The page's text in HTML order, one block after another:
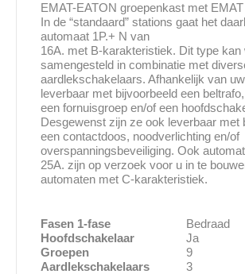
EMAT-EATON groepenkast met
In de “standaard” stations gaat het
automaat 1P.+ N van
16A. met B-karakteristiek. Dit type kan
samengesteld in combinatie met
aardlekschakelaars. Afhankelijk van
leverbaar met bijvoorbeeld een beltrafo,
een fornuisgroep en/of een
Desgewenst zijn ze ook leverbaar met
een contactdoos, noodverlichting en/of
overspanningsbeveiliging. Ook
25A. zijn op verzoek voor u in te
automaten met C-karakteristiek.
Fasen 1-fase
Bedraad
Hoofdschakelaar
Ja
Groepen
9
Aardlekschakelaars
3